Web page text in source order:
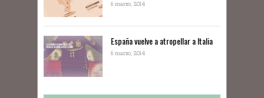
6 marzo, 2014
España vuelve a atropellar a Italia
6 marzo, 2014